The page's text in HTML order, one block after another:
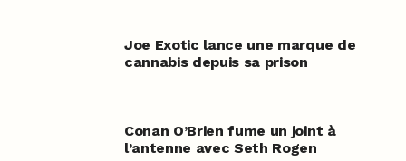
Joe Exotic lance une marque de
cannabis depuis sa prison
Conan O’Brien fume un joint à
l’antenne avec Seth Rogen